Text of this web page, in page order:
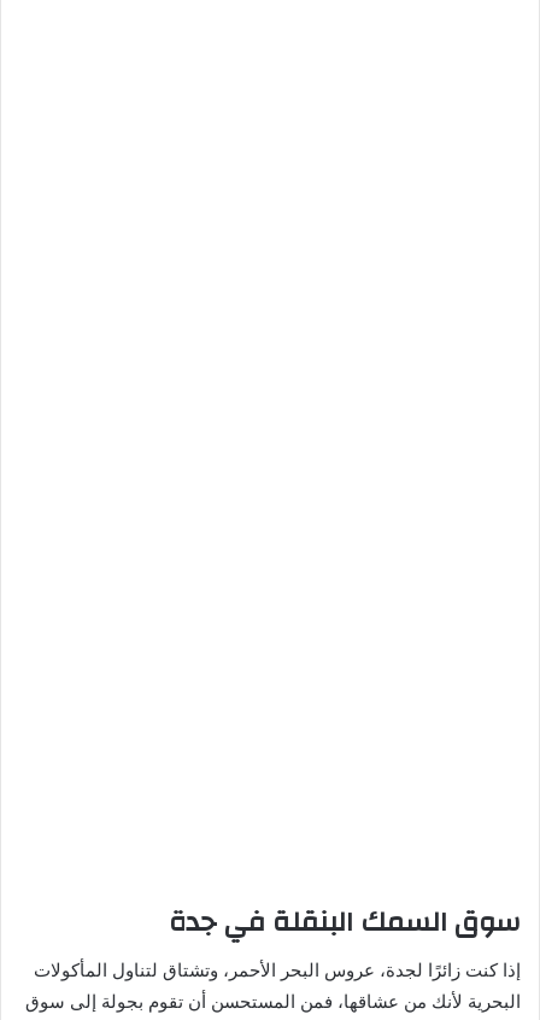
سوق السمك البنقلة في جدة
إذا كنت زائرًا لجدة، عروس البحر الأحمر، وتشتاق لتناول المأكولات
البحرية لأنك من عشاقها، فمن المستحسن أن تقوم بجولة إلى سوق